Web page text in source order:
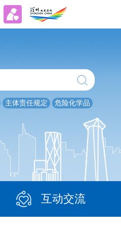
主体责任规定 危险化学品
互动交流